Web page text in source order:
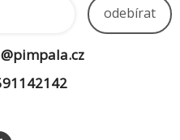
bonusový kredit Po 30 dnech
odebírat